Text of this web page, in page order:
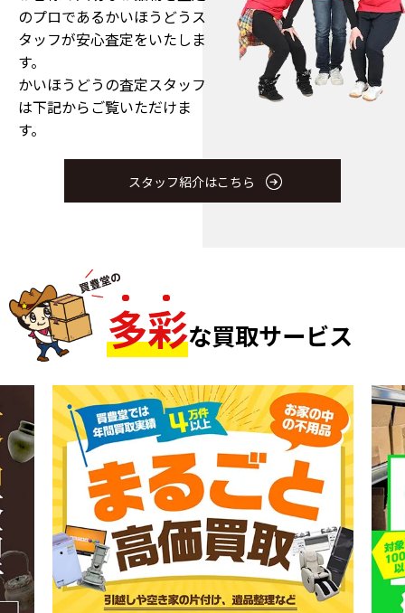
のプロであるかいほうどうス
タッフが安心査定をいたしま
す。
かいほうどうの査定スタッフ
は下記からご覧いただけま
す。
スタッフ紹介はこちら
多彩な買取サービス